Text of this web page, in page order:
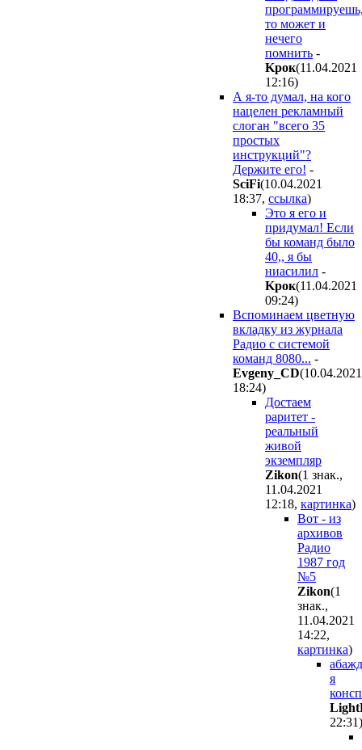
то может и
нечего
помнить -
Kpoк(11.04.2021
12:16)
А я-то думал, на кого
нацелен рекламный
слоган "всего 35
простых
инструкций"?
Держите его! -
SciFi(10.04.2021
18:37, ссылка)
Это я его и
придумал! Если
бы команд было
40,, я бы
ниасилил -
Kpoк(11.04.2021
09:24)
Вспоминаем цветную
вкладку из журнала
Радио с системой
команд 8080... -
Evgeny_CD(10.04.2021
18:24)
Достаем
раритет -
реальный
живой
экземпляр
Zikon(1 знак.,
11.04.2021
12:18, картинка)
Вот - из
архивов
Радио
1987 год
№5
Zikon(1
знак.,
11.04.2021
14:22,
картинка)
я
22:31)